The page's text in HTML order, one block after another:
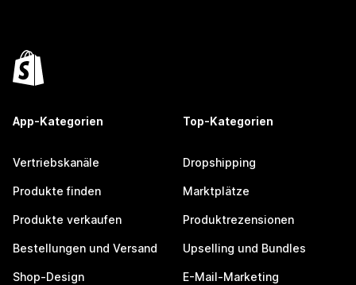
App-Kategorien
Vertriebskanäle
Produkte finden
Produkte verkaufen
Bestellungen und Versand
Shop-Design
Top-Kategorien
Dropshipping
Marktplätze
Produktrezensionen
Upselling und Bundles
E-Mail-Marketing